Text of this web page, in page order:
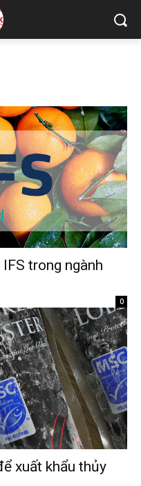
trong ngành
0
xuất khẩu thủy